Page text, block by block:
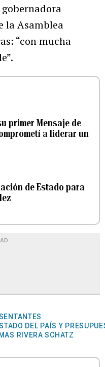
la Asamblea
“con mucha
primer Mensaje de
a liderar un
de Estado para
DEL PAÍS Y
RIVERA SCHATZ